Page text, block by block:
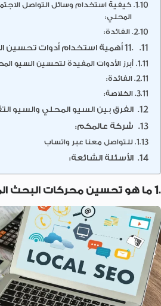
كيفية استخدام وسائل التواصل
المحلي:
الفائدة:
.11 أهمية استخدام أدوات تحسين السيو المحلي:
أبرز الأدوات المفيدة لتحسين السيو
الفائدة:
الخلاصة:
الفرق بين السيو المحلي والسيو
شركة عالمكم:
للتواصل معنا عبر واتساب
الأسئلة الشائعة:
.1 ما هو تحسين محركات البحث المحلية؟